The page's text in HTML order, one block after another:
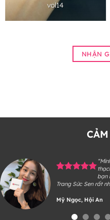
vol14
NHẬN
bạn
Trang Sức Sen rất
Mỹ Ngọc, Hội An